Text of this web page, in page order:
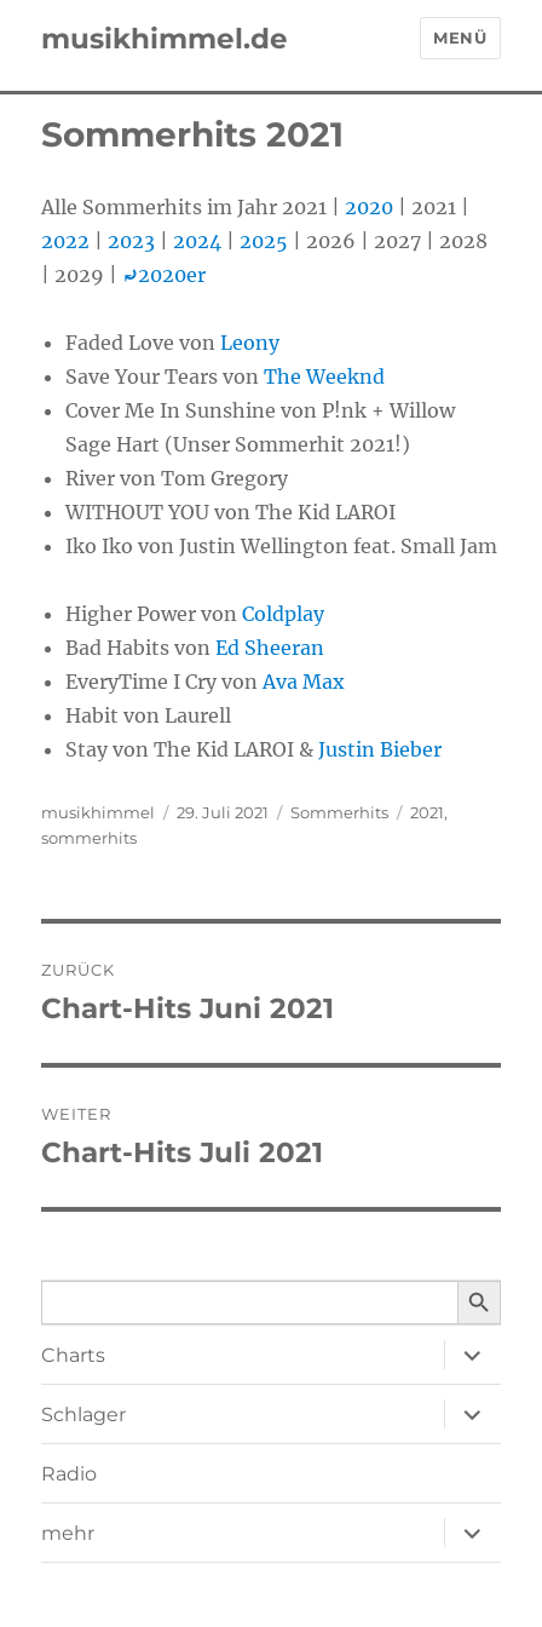
musikhimmel.de MENÜ
Sommerhits 2021
Alle Sommerhits im Jahr 2021 |2020 | 2021 |
2022 |2023 |2024 |2025 | 2026 | 2027 | 2028
| 2029 | ⤾2020er
Faded Love vonLeony
Save Your Tears vonThe Weeknd
Cover Me In Sunshine von P!nk + Willow
Sage Hart (Unser Sommerhit 2021!)
River von Tom Gregory
WITHOUT YOU von The Kid LAROI
Iko Iko von Justin Wellington feat. Small Jam
Higher Power vonColdplay
Bad Habits vonEd Sheeran
EveryTime I Cry vonAva Max
Habit von Laurell
Stay von The Kid LAROI &Justin Bieber
Autor
musikhimmel
Veröffentlicht
29. Juli 2021 Kategorien
Sommerhits Schlagwörter
2021,
sommerhits
ZURÜCK
Vorheriger
Chart-Hits Juni 2021
WEITER
Nächster
Chart-Hits Juli 2021
Search
SEARCH
Charts
öffnen
Schlager
öffnen
Radio
mehr
öffnen